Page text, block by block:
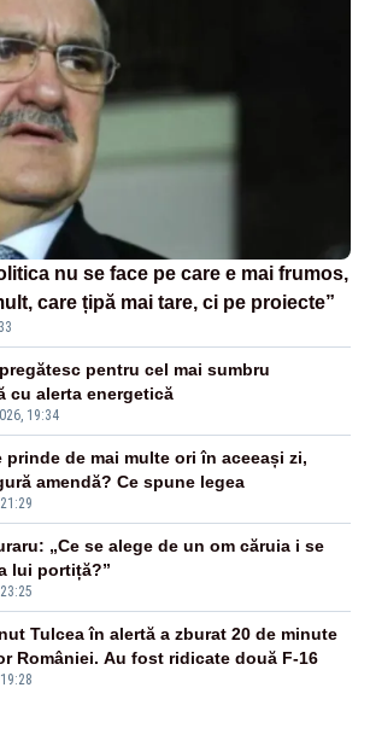
nu se face pe care e mai frumos,
care țipă mai tare, ci pe proiecte”
19:34
pentru cel mai sumbru
cu alerta energetică
prinde de mai multe ori în aceeași zi,
amendă? Ce spune legea
„Ce se alege de un om căruia i se
lui portiță?”
Tulcea în alertă a zburat 20 de minute
României. Au fost ridicate două F-16